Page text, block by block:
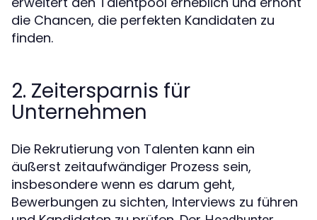
die Chancen, die perfekten Kandidaten zu
finden.
2. Zeitersparnis für
Unternehmen
Die Rekrutierung von Talenten kann ein
äußerst zeitaufwändiger Prozess sein,
insbesondere wenn es darum geht,
Bewerbungen zu sichten, Interviews zu führen